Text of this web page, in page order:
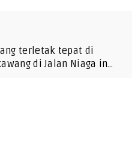
terletak tepat di
di Jalan Niaga in…